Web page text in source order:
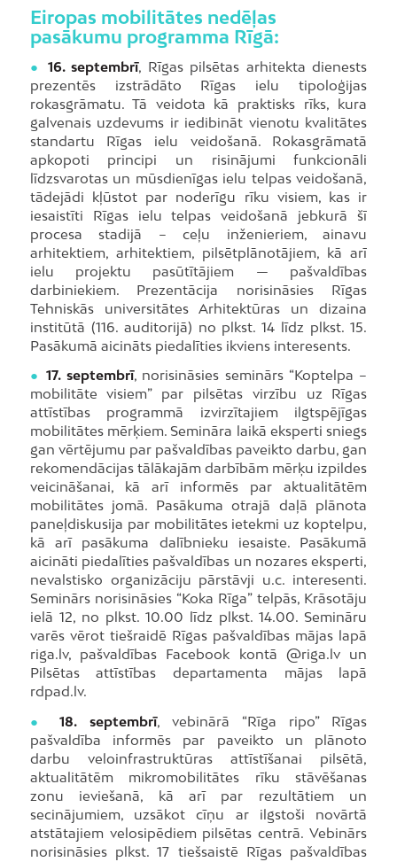
Eiropas mobilitātes nedēļas
pasākumu programma Rīgā:
● 16. septembrī, Rīgas pilsētas arhitekta dienests
prezentēs izstrādāto Rīgas ielu tipoloģijas
rokasgrāmatu. Tā veidota kā praktisks rīks, kura
galvenais uzdevums ir iedibināt vienotu kvalitātes
standartu Rīgas ielu veidošanā. Rokasgrāmatā
apkopoti principi un risinājumi funkcionāli
līdzsvarotas un mūsdienīgas ielu telpas veidošanā,
tādejādi kļūstot par noderīgu rīku visiem, kas ir
iesaistīti Rīgas ielu telpas veidošanā jebkurā šī
procesa stadijā – ceļu inženieriem, ainavu
arhitektiem, arhitektiem, pilsētplānotājiem, kā arī
ielu projektu pasūtītājiem — pašvaldības
darbiniekiem. Prezentācija norisināsies Rīgas
Tehniskās universitātes Arhitektūras un dizaina
institūtā (116. auditorijā) no plkst. 14 līdz plkst. 15.
Pasākumā aicināts piedalīties ikviens interesents.
● 17. septembrī, norisināsies seminārs “Koptelpa –
mobilitāte visiem” par pilsētas virzību uz Rīgas
attīstības programmā izvirzītajiem ilgtspējīgas
mobilitātes mērķiem. Semināra laikā eksperti sniegs
gan vērtējumu par pašvaldības paveikto darbu, gan
rekomendācijas tālākajām darbībām mērķu izpildes
veicināšanai, kā arī informēs par aktualitātēm
mobilitātes jomā. Pasākuma otrajā daļā plānota
paneļdiskusija par mobilitātes ietekmi uz koptelpu,
kā arī pasākuma dalībnieku iesaiste. Pasākumā
aicināti piedalīties pašvaldības un nozares eksperti,
nevalstisko organizāciju pārstāvji u.c. interesenti.
Seminārs norisināsies “Koka Rīga” telpās, Krāsotāju
ielā 12, no plkst. 10.00 līdz plkst. 14.00. Semināru
varēs vērot tiešraidē Rīgas pašvaldības mājas lapā
riga.lv, pašvaldības Facebook kontā @riga.lv un
Pilsētas attīstības departamenta mājas lapā
rdpad.lv.
●
18. septembrī, vebinārā “Rīga ripo” Rīgas
pašvaldība informēs par paveikto un plānoto
darbu veloinfrastruktūras attīstīšanai pilsētā,
aktualitātēm mikromobilitātes rīku stāvēšanas
zonu ieviešanā, kā arī par rezultātiem un
secinājumiem, uzsākot cīņu ar ilgstoši novārtā
atstātajiem velosipēdiem pilsētas centrā. Vebinārs
norisināsies plkst. 17 tiešsaistē Rīgas pašvaldības